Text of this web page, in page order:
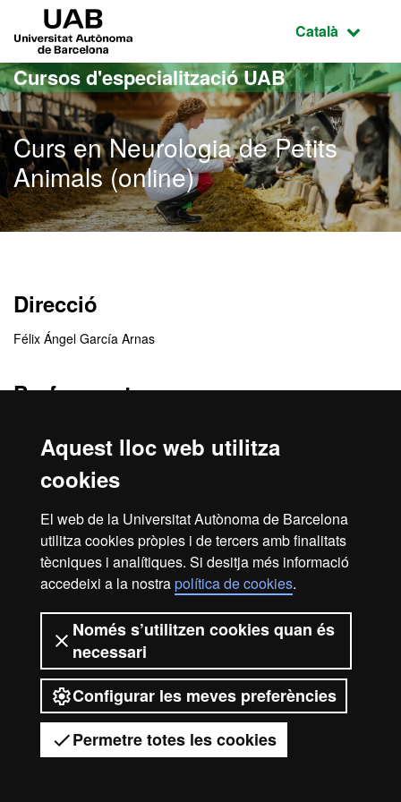
Aquest lloc web utilitza
cookies
El web de la Universitat Autònoma de Barcelona
utilitza cookies pròpies i de tercers amb finalitats
tècniques i analítiques. Si desitja més informació
accedeixi a la nostrapolítica de cookies.
Només s’utilitzen cookies quan és
necessari
Configurar les meves preferències
Permetre totes les cookies
Ves al contingut principal
Ves a la navegació de la pàgina
Idioma
Català
Cursos d'especialització UAB
Curs en Neurologia de Petits
Animals (online)
Tens dubtes?
Direcció
Félix Ángel García Arnas
Professorat
Felix Angel Garcia Arnas
Centres responsables
Departament de Medicina i Cirurgia Animal
Inici Avís legal
Protecció de dades
Sobre el web
2026 Universitat Autònoma de
Barcelona